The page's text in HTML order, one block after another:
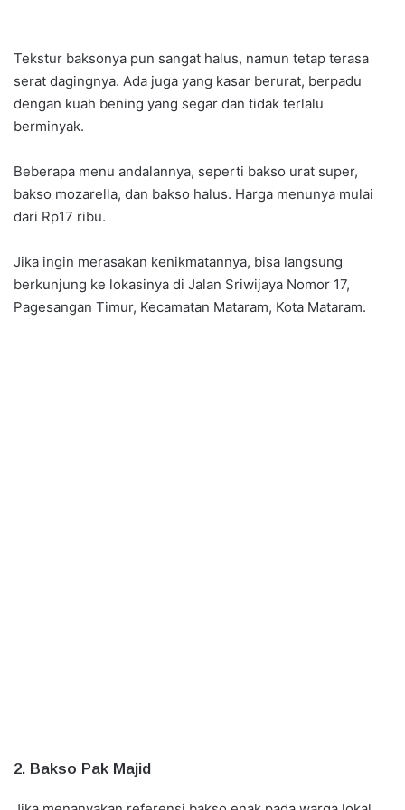
Tekstur baksonya pun sangat halus, namun tetap terasa
serat dagingnya. Ada juga yang kasar berurat, berpadu
dengan kuah bening yang segar dan tidak terlalu
berminyak.
Beberapa menu andalannya, seperti bakso urat super,
bakso mozarella, dan bakso halus. Harga menunya mulai
dari Rp17 ribu.
Jika ingin merasakan kenikmatannya, bisa langsung
berkunjung ke lokasinya di Jalan Sriwijaya Nomor 17,
Pagesangan Timur, Kecamatan Mataram, Kota Mataram.
2. Bakso Pak Majid